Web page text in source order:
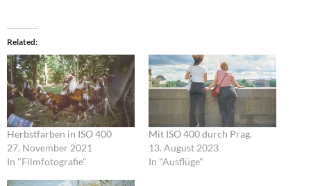
Related
Herbstfarben in ISO 400
27. November 2021
In "Filmfotografie"
Mit ISO 400 durch Prag.
13. August 2023
In "Ausflüge"